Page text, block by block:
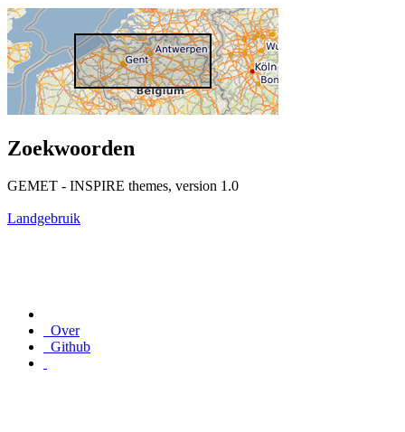
Zoekwoorden
GEMET - INSPIRE themes, version 1.0
Landgebruik
Over
Github